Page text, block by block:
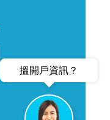
搵開戶資訊？